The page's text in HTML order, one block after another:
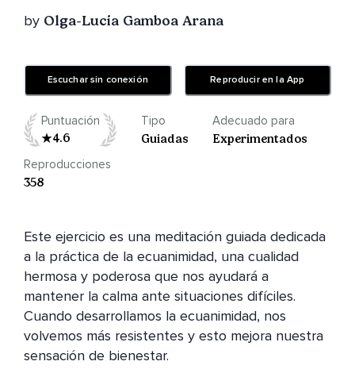
by Olga-Lucia Gamboa Arana
Escuchar sin conexión Reproducir en la App
Puntuación
4.6
Tipo
Guiadas
Adecuado para
Experimentados
Reproducciones
358
Este ejercicio es una meditación guiada dedicada
a la práctica de la ecuanimidad, una cualidad
hermosa y poderosa que nos ayudará a
mantener la calma ante situaciones difíciles.
Cuando desarrollamos la ecuanimidad, nos
volvemos más resistentes y esto mejora nuestra
sensación de bienestar.